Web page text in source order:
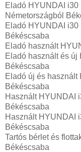
Eladó HYUNDAI i30
Németországból
Eladó HYUNDAI i30
Békéscsaba
Eladó használt
Eladó használt és új
Békéscsaba
Eladó új és használt
Békéscsaba
Használt HYUNDAI
Békéscsaba
Használt HYUNDAI
Békéscsaba
Tartós bérlet és
Békéscsaba